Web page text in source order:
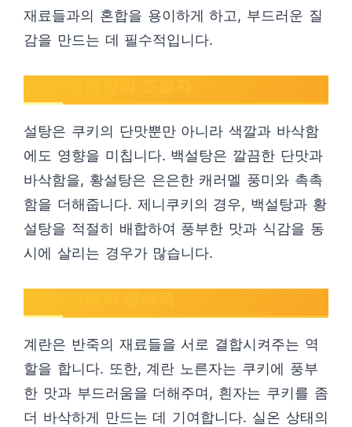
재료들과의 혼합을 용이하게 하고, 부드러운 질
감을 만드는 데 필수적입니다.
설탕은 쿠키의 단맛뿐만 아니라 색깔과 바삭함
에도 영향을 미칩니다. 백설탕은 깔끔한 단맛과
바삭함을, 황설탕은 은은한 캐러멜 풍미와 촉촉
함을 더해줍니다. 제니쿠키의 경우, 백설탕과 황
설탕을 적절히 배합하여 풍부한 맛과 식감을 동
시에 살리는 경우가 많습니다.
계란은 반죽의 재료들을 서로 결합시켜주는 역
할을 합니다. 또한, 계란 노른자는 쿠키에 풍부
한 맛과 부드러움을 더해주며, 흰자는 쿠키를 좀
더 바삭하게 만드는 데 기여합니다. 실온 상태의